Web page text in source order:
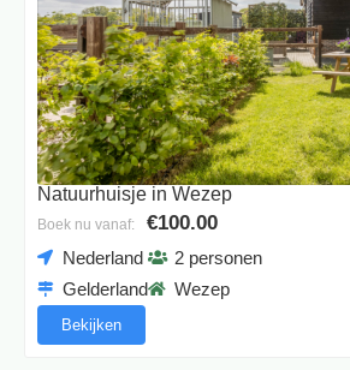
Natuurhuisje in Wezep
Boek nu vanaf: €100.00
Nederland
Gelderland
2 personen
Wezep
Bekijken